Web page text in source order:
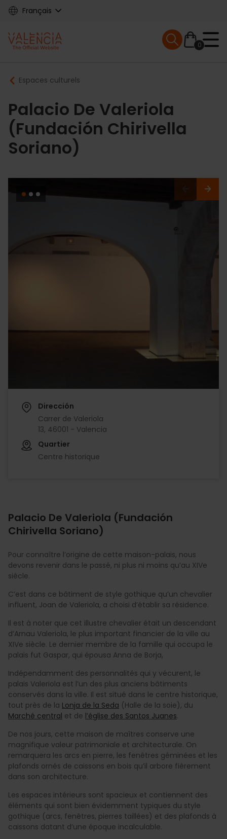
Skip
content
Français
Main
navigation
0
Mobile menu
Breadcrumb
Espaces culturels
Palacio De Valeriola
(Fundación Chirivella
Soriano)
Dirección
Carrer de Valeriola
13, 46001 - Valencia
Quartier
Centre historique
Palacio De Valeriola (Fundación
Chirivella Soriano)
Pour connaître l’origine de cette maison-palais, nous
devons revenir dans le passé, ni plus ni moins qu’au XIVe
siècle.
C’est dans ce bâtiment de style gothique qu’un chevalier
influent, Joan de Valeriola, a choisi d’établir sa résidence.
Il est à noter que cet illustre chevalier était un descendant
d’Arnau Valeriola, le plus important financier de la ville au
XIVe siècle. Le dernier membre de la famille qui occupa le
palais fut Gaspar, qui épousa Anna de Borja,
Indépendamment des personnalités qui y vécurent, le
palais Valeriola est l’un des plus anciens bâtiments
conservés dans la ville. Il est situé dans le centre historique,
tout près de la Lonja de la Seda (Halle de la soie), du
Marché central et de l’église des Santos Juanes.
De nos jours, cette maison de maîtres conserve une
magnifique valeur patrimoniale et architecturale. On
remarquera les arcs en pierre, les fenêtres géminées et les
plafonds ornés de caissons en bois qu’il arbore fièrement
dans son architecture.
Les espaces intérieurs sont spacieux et contiennent des
éléments qui sont bien évidemment typiques du style
gothique (arcs, fenêtres, pierres taillées) et des plafonds à
caissons datant d’une époque incalculable.